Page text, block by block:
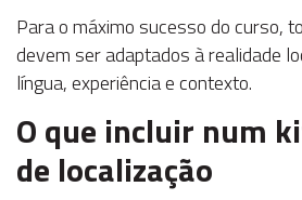
Para o máximo sucesso do curso,
devem ser adaptados à realidade
língua, experiência e contexto.
O que incluir num
de localização